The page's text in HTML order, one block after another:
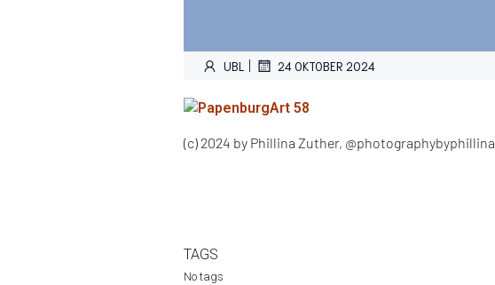
UBL 24 OKTOBER 2024
(c) 2024 by Phillina Zuther, @photographybyphillina
TAGS
No tags